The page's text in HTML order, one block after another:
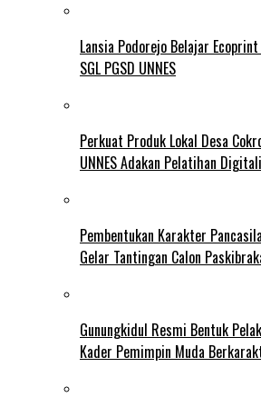
Lansia Podorejo Belajar
SGL PGSD UNNES
Perkuat Produk Lokal Desa
UNNES Adakan Pelatihan
Pembentukan Karakter
Gelar Tantingan Calon
Gunungkidul Resmi Bentuk
Kader Pemimpin Muda